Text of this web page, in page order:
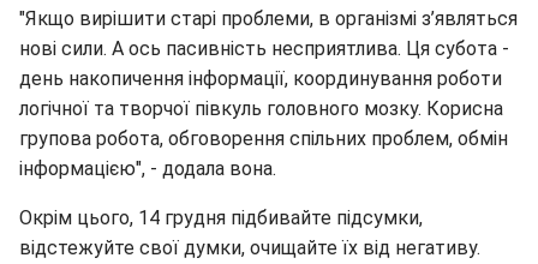
"Якщо вирішити старі проблеми, в організмі з’являться
нові сили. А ось пасивність несприятлива. Ця субота -
день накопичення інформації, координування роботи
логічної та творчої півкуль головного мозку. Корисна
групова робота, обговорення спільних проблем, обмін
інформацією", - додала вона.
Окрім цього, 14 грудня підбивайте підсумки,
відстежуйте свої думки, очищайте їх від негативу.